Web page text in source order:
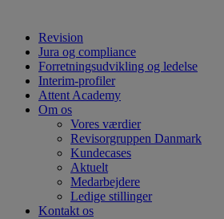
Revision
Jura og compliance
Forretningsudvikling og ledelse
Interim-profiler
Attent Academy
Om os
Vores værdier
Revisorgruppen Danmark
Kundecases
Aktuelt
Medarbejdere
Ledige stillinger
Kontakt os